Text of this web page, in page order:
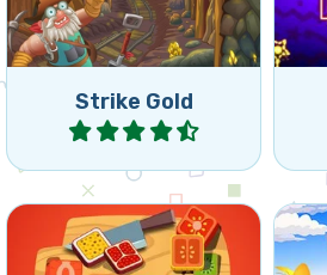
Strike Gold
Jugar
Recoge la fruta de los
cuadrados conectando
cuadrados iguales.